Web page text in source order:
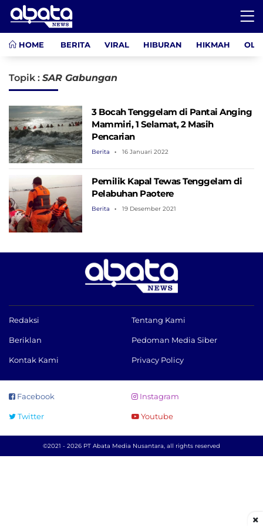
HOME BERITA VIRAL HIBURAN HIKMAH
Topik : SAR Gabungan
3 Bocah Tenggelam di Pantai Anging
Mammiri, 1 Selamat, 2 Masih
Pencarian
Berita 16 Januari 2022
Pemilik Kapal Tewas Tenggelam di
Pelabuhan Paotere
Berita 19 Desember 2021
Redaksi Tentang Kami
Beriklan Pedoman Media Siber
Kontak Kami Privacy Policy
Facebook Instagram
Twitter Youtube
©2021 - 2026 PT Abata Media Nusantara, all rights reserved
×